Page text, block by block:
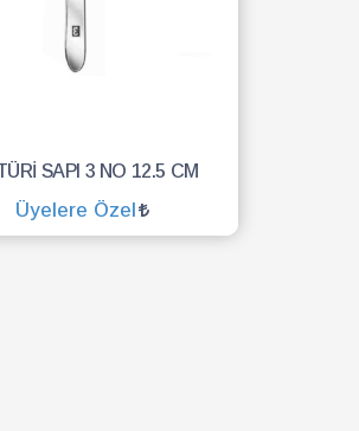
SAPI 3 NO 12.5 CM
Üyelere Özel